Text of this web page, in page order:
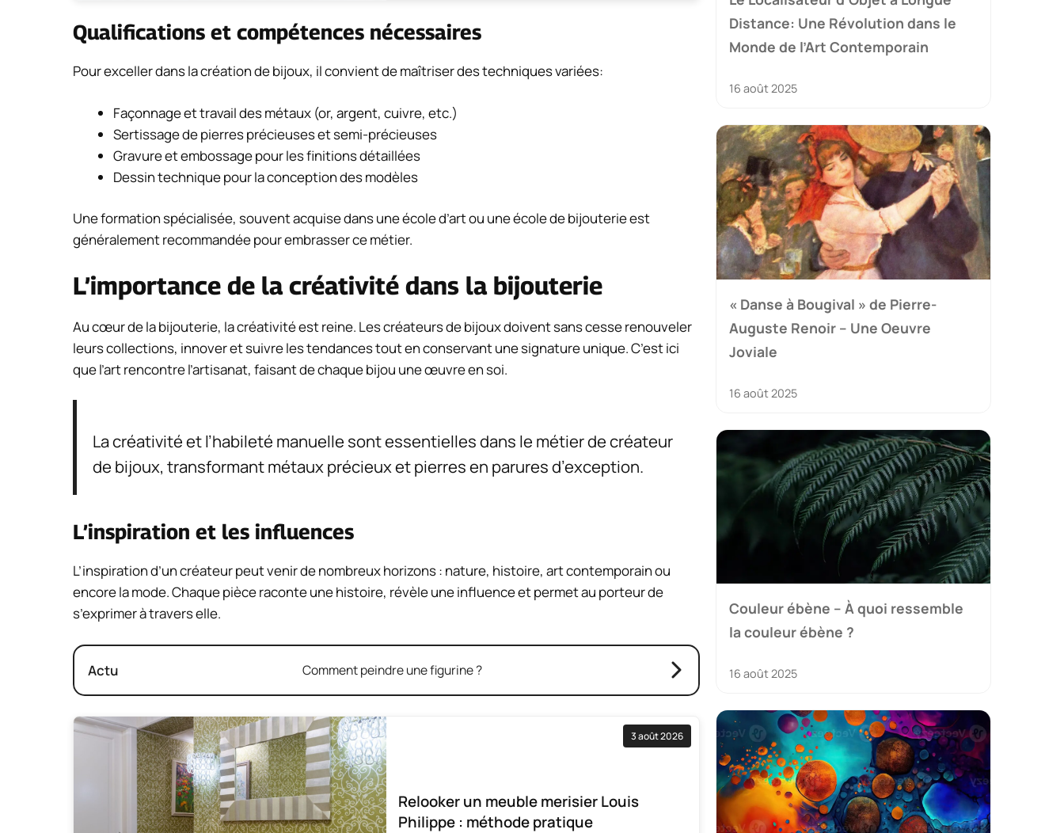
Qualifications et compétences nécessaires
Pour exceller dans la création de bijoux, il convient de maîtriser des techniques variées:
Façonnage et travail des métaux (or, argent, cuivre, etc.)
Sertissage de pierres précieuses et semi-précieuses
Gravure et embossage pour les finitions détaillées
Dessin technique pour la conception des modèles
Une formation spécialisée, souvent acquise dans une école d’art ou une école de bijouterie est
généralement recommandée pour embrasser ce métier.
L’importance de la créativité dans la bijouterie
Au cœur de la bijouterie, la créativité est reine. Les créateurs de bijoux doivent sans cesse renouveler
leurs collections, innover et suivre les tendances tout en conservant une signature unique. C’est ici
que l’art rencontre l’artisanat, faisant de chaque bijou une œuvre en soi.
La créativité et l’habileté manuelle sont essentielles dans le métier de créateur
de bijoux, transformant métaux précieux et pierres en parures d’exception.
L’inspiration et les influences
L’inspiration d’un créateur peut venir de nombreux horizons : nature, histoire, art contemporain ou
encore la mode. Chaque pièce raconte une histoire, révèle une influence et permet au porteur de
s’exprimer à travers elle.
Actu Comment peindre une figurine ?
3 août 2026
Relooker un meuble merisier Louis
Philippe : méthode pratique
Distance: Une Révolution dans le
Monde de l’Art Contemporain
16 août 2025
« Danse à Bougival » de Pierre-
Auguste Renoir – Une Oeuvre
Joviale
16 août 2025
Couleur ébène – À quoi ressemble
la couleur ébène ?
16 août 2025